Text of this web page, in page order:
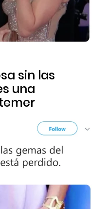
sin las
una